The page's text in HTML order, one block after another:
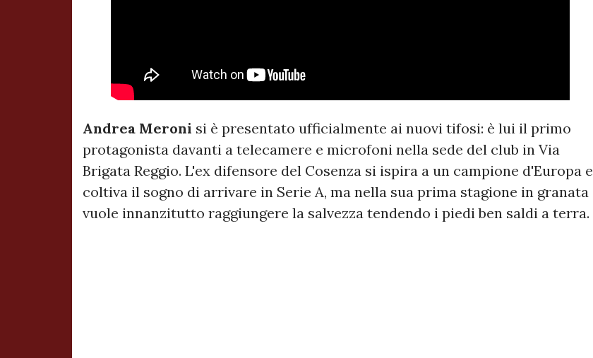
Andrea Meroni si è presentato ufficialmente ai nuovi tifosi: è lui il primo
protagonista davanti a telecamere e microfoni nella sede del club in Via
Brigata Reggio. L'ex difensore del Cosenza si ispira a un campione d'Europa e
coltiva il sogno di arrivare in Serie A, ma nella sua prima stagione in granata
vuole innanzitutto raggiungere la salvezza tendendo i piedi ben saldi a terra.